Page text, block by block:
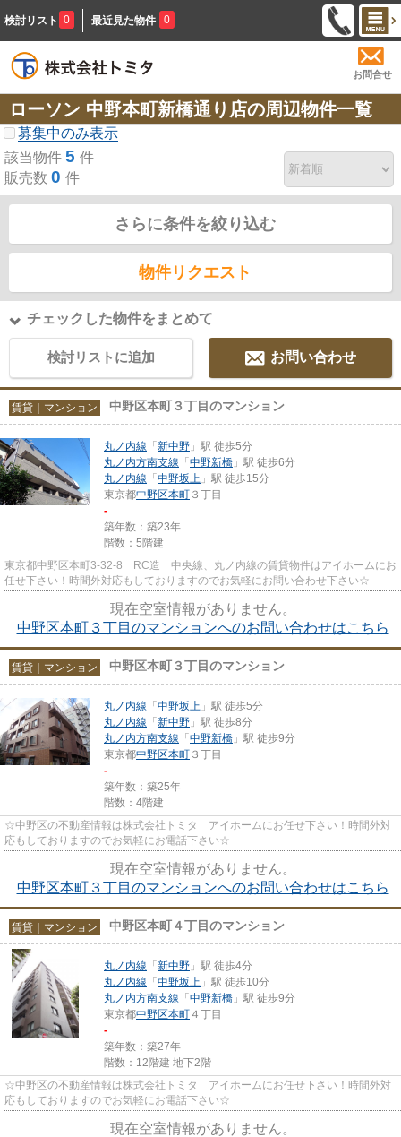
検討リスト 0 最近見た物件 0
お問合せ
ローソン 中野本町新橋通り店の周辺物件一覧
募集中のみ表示
該当物件 5 件
販売数 0 件
さらに条件を絞り込む
物件リクエスト
チェックした物件をまとめて
検討リストに追加 お問い合わせ
賃貸｜マンション 中野区本町３丁目のマンション
丸ノ内線 「 新中野 」駅 徒歩5分
丸ノ内方南支線 「 中野新橋 」駅 徒歩6分
丸ノ内線 「 中野坂上 」駅 徒歩15分
東京都中野区本町 ３丁目
-
築年数：築23年
階数：5階建
東京都中野区本町3-32-8 RC造 中央線、丸ノ内線の賃貸物件はアイホームにお
任せ下さい！時間外対応もしておりますのでお気軽にお問い合わせ下さい☆
現在空室情報がありません。
中野区本町３丁目のマンションへのお問い合わせはこちら
賃貸｜マンション 中野区本町３丁目のマンション
丸ノ内線 「 中野坂上 」駅 徒歩5分
丸ノ内線 「 新中野 」駅 徒歩8分
丸ノ内方南支線 「 中野新橋 」駅 徒歩9分
東京都中野区本町 ３丁目
-
築年数：築25年
階数：4階建
☆中野区の不動産情報は株式会社トミタ アイホームにお任せ下さい！時間外対
応もしておりますのでお気軽にお電話下さい☆
現在空室情報がありません。
中野区本町３丁目のマンションへのお問い合わせはこちら
賃貸｜マンション 中野区本町４丁目のマンション
丸ノ内線 「 新中野 」駅 徒歩4分
丸ノ内線 「 中野坂上 」駅 徒歩10分
丸ノ内方南支線 「 中野新橋 」駅 徒歩9分
東京都中野区本町 ４丁目
-
築年数：築27年
階数：12階建 地下2階
☆中野区の不動産情報は株式会社トミタ アイホームにお任せ下さい！時間外対
応もしておりますのでお気軽にお電話下さい☆
現在空室情報がありません。